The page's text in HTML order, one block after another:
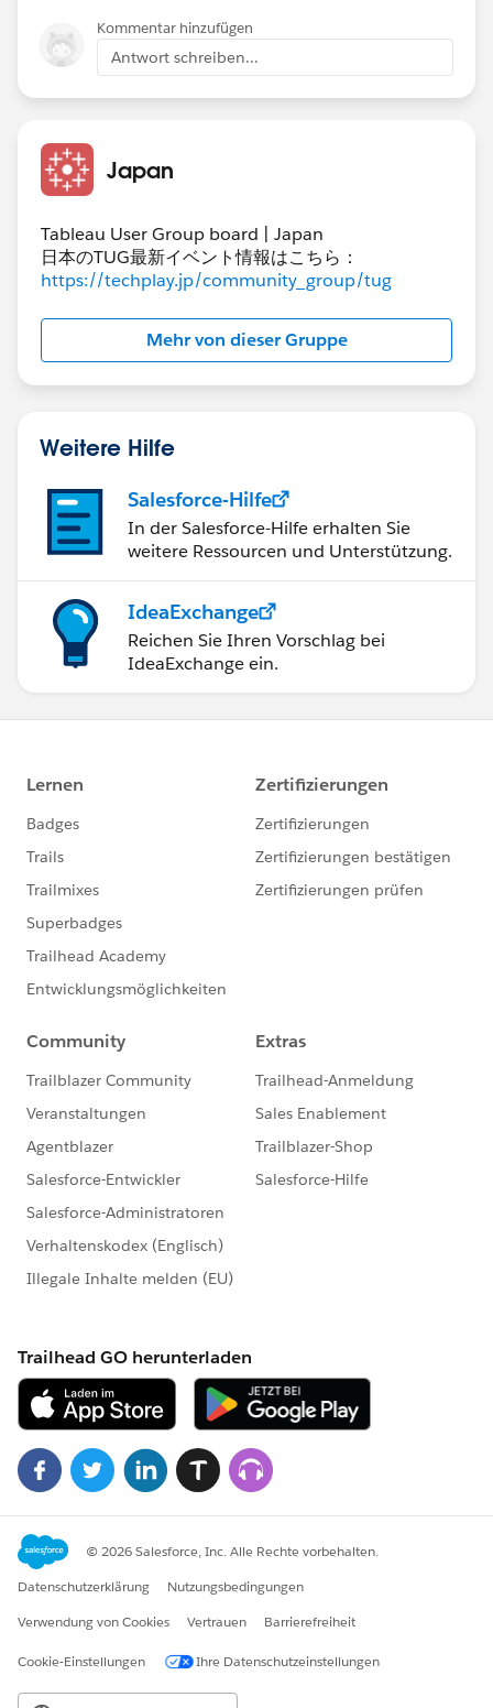
します。
連続メジャーから連続の bin を作成する - Tableau
このとき、ビンの間隔をパラメータで指定しておくと、
あとで間隔を50から100や200に変えたりといったこと
がやりやすくなります。
い、
行に入れた値を表計算で累計にすれば
指定した間隔ごとの積算の積み上げ棒グラフが作れま
す。
Kommentar hinzufügen
Antwort schreiben...
Japan
Tableau User Group board | Japan
日本のTUG最新イベント情報はこちら：
https://techplay.jp/community_group/tug
Mehr von dieser Gruppe
Weitere Hilfe
Salesforce-Hilfe
In der Salesforce-Hilfe erhalten Sie
weitere Ressourcen und Unterstützung.
IdeaExchange
Reichen Sie Ihren Vorschlag bei
IdeaExchange ein.